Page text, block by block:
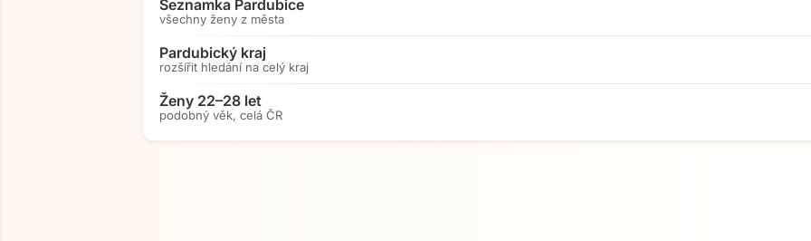
Seznamka Pardubice
všechny ženy z města
Pardubický kraj
rozšířit hledání na celý kraj
Ženy 22–28 let
podobný věk, celá ČR